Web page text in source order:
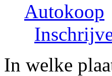
Autokoop
In welke